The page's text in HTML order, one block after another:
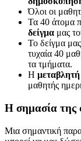
Όλοι οι
Τα 40 άτομα
δείγμα μας
Το δείγμα μας
τυχαία 40
τα τμήματα.
Η
μαθητής
Η σημασία της
Μια σημαντική